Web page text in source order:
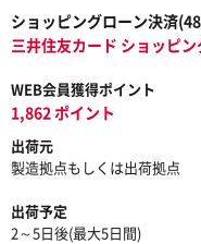
ショッピングローン決済(48
三井住友カード ショッピ
WEB会員獲得ポイント
1,862 ポイント
出荷元
製造拠点もしくは出荷拠点
出荷予定
2～5日後(最大5日間)